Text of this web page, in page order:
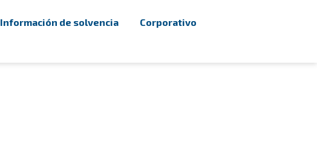
Información de solvencia
Corporativo